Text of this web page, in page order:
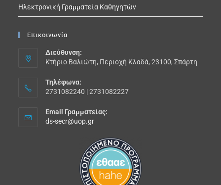
Ηλεκτρονική Γραμματεία Καθηγητών
Επικοινωνία
Διεύθυνση:
Κτήριο Βαλιώτη, Περιοχή Κλαδά, 23100, Σπάρτη
Τηλέφωνα:
2731082240 | 2731082227
Email Γραμματείας:
ds-secr@uop.gr